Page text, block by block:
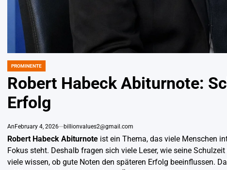
POSTED
PROMINENTE
Robert Habeck Abiturnote:
Erfolg
An February 4, 2026 billionvalues2@gmail.com
Robert Habeck Abiturnote ist ein Thema, das viele Menschen
Fokus steht. Deshalb fragen sich viele Leser, wie seine
viele wissen, ob gute Noten den späteren Erfolg beeinflussen.